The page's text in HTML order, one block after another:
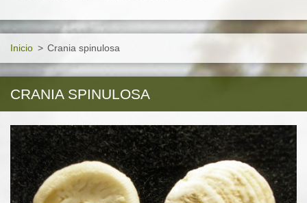
Inicio > Crania spinulosa
CRANIA SPINULOSA